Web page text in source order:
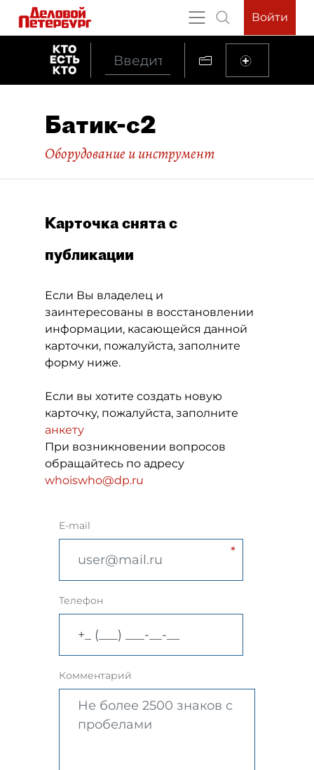
Войти
Батик-с2
Оборудование и инструмент
Карточка снята с
публикации
Если Вы владелец и
заинтересованы в восстановлении
информации, касающейся данной
карточки, пожалуйста, заполните
форму ниже.
Если вы хотите создать новую
карточку, пожалуйста, заполните
анкету
При возникновении вопросов
обращайтесь по адресу
whoiswho@dp.ru
E-mail
Телефон
Комментарий